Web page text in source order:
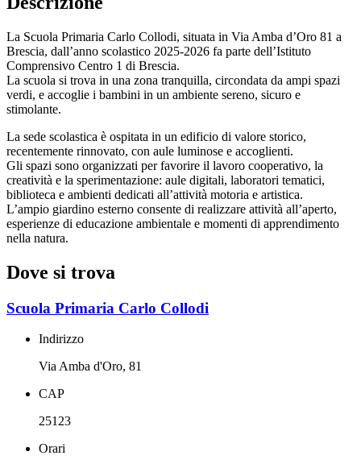
La Scuola Primaria Carlo Collodi, situata in Via Amba d’Oro 81 a
Brescia, dall’anno scolastico 2025-2026 fa parte dell’Istituto
Comprensivo Centro 1 di Brescia.
La scuola si trova in una zona tranquilla, circondata da ampi spazi
verdi, e accoglie i bambini in un ambiente sereno, sicuro e
stimolante.
La sede scolastica è ospitata in un edificio di valore storico,
recentemente rinnovato, con aule luminose e accoglienti.
Gli spazi sono organizzati per favorire il lavoro cooperativo, la
creatività e la sperimentazione: aule digitali, laboratori tematici,
biblioteca e ambienti dedicati all’attività motoria e artistica.
L’ampio giardino esterno consente di realizzare attività all’aperto,
esperienze di educazione ambientale e momenti di apprendimento
nella natura.
Dove si trova
Scuola Primaria Carlo Collodi
Indirizzo
Via Amba d'Oro, 81
CAP
25123
Orari